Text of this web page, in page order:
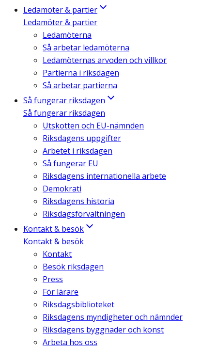
Ledamöter & partier
Ledamöter & partier
Ledamöterna
Så arbetar ledamöterna
Ledamöternas arvoden och villkor
Partierna i riksdagen
Så arbetar partierna
Så fungerar riksdagen
Så fungerar riksdagen
Utskotten och EU-nämnden
Riksdagens uppgifter
Arbetet i riksdagen
Så fungerar EU
Riksdagens internationella arbete
Demokrati
Riksdagens historia
Riksdagsförvaltningen
Kontakt & besök
Kontakt & besök
Kontakt
Besök riksdagen
Press
För lärare
Riksdagsbiblioteket
Riksdagens myndigheter och nämnder
Riksdagens byggnader och konst
Arbeta hos oss